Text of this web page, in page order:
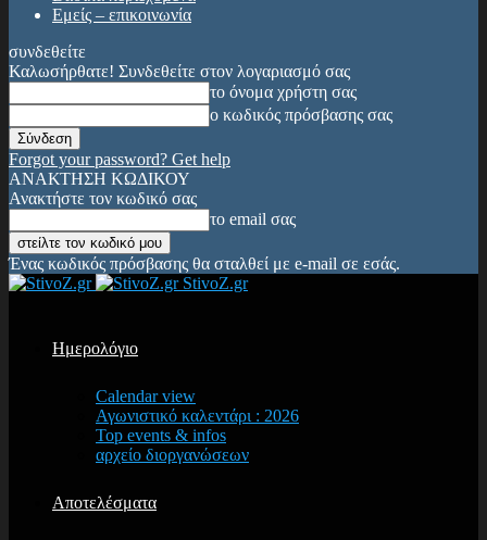
Εμείς – επικοινωνία
συνδεθείτε
Καλωσήρθατε! Συνδεθείτε στον λογαριασμό σας
το όνομα χρήστη σας
ο κωδικός πρόσβασης σας
Forgot your password? Get help
ΑΝΑΚΤΗΣΗ ΚΩΔΙΚΟΥ
Ανακτήστε τον κωδικό σας
το email σας
Ένας κωδικός πρόσβασης θα σταλθεί με e-mail σε εσάς.
StivoZ.gr
Ημερολόγιο
Calendar view
Αγωνιστικό καλεντάρι : 2026
Top events & infos
αρχείο διοργανώσεων
Αποτελέσματα